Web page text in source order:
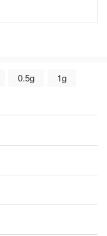
0.5g
1g